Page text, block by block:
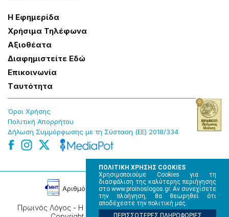
ΠΟΛΙΤΙΚΗ ΧΡΗΣΗΣ COOKIES
Χρησιμοποιούμε Cookies για τη
διασφάλιση της καλύτερης περιήγησης
στο www.proinoslogos.gr. Αν συνεχίσετε
την πλοήγηση, θα θεωρηθεί ότι
αποδέχεστε την πολιτική μας.
ΠΕΡΙΣΣΟΤΕΡΕΣ ΠΛΗΡΟΦΟΡΙΕΣ
Η Εφημερίδα
Χρήσɩμα Τηλέφωνα
Αξɩοθέατα
Δɩαφημɩστείτε Εδώ
Επɩκοɩνωνία
Tαυτότητα
Όροɩ Χρήσης
Πολɩτɩκή Απορρήτου
Δήλωση Συμμόρφωσης με τη Σύσταση (ΕΕ) 2018/334
Πρωινός Λόγος - Η καθημερινή εφημερίδα της Ηπείρου,
Αρɩθμός Πɩστοποίησης Μ.Η.Τ. 220242